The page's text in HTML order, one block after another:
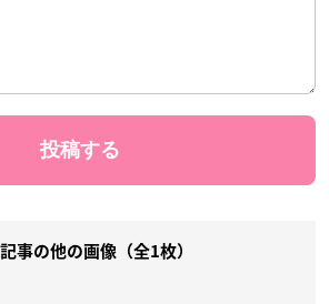
事の他の画像（全1枚）